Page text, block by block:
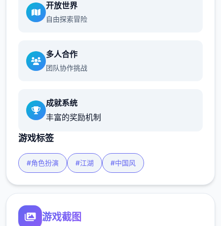
开放世界
自由探索冒险
多人合作
团队协作挑战
成就系统
丰富的奖励机制
游戏标签
#角色扮演 #江湖 #中国风
游戏截图